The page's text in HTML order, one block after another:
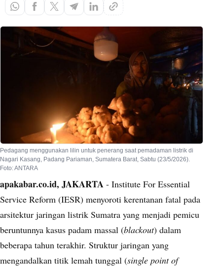
Pedagang menggunakan lilin untuk penerang saat pemadaman listrik di
Nagari Kasang, Padang Pariaman, Sumatera Barat, Sabtu (23/5/2026).
Foto: ANTARA
apakabar.co.id, JAKARTA - Institute For Essential
Service Reform (IESR) menyoroti kerentanan fatal pada
arsitektur jaringan listrik Sumatra yang menjadi pemicu
beruntunnya kasus padam massal (blackout) dalam
beberapa tahun terakhir. Struktur jaringan yang
mengandalkan titik lemah tunggal (single point of